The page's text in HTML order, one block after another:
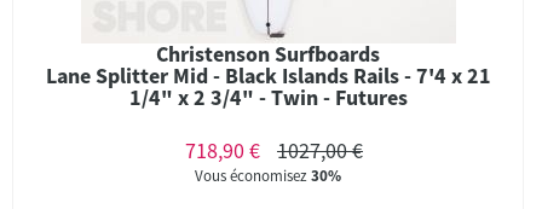
Christenson Surfboards
Lane Splitter Mid - Black Islands Rails - 7'4 x 21
1/4" x 2 3/4" - Twin - Futures
718,90 €
1027,00 €
Vous économisez30%